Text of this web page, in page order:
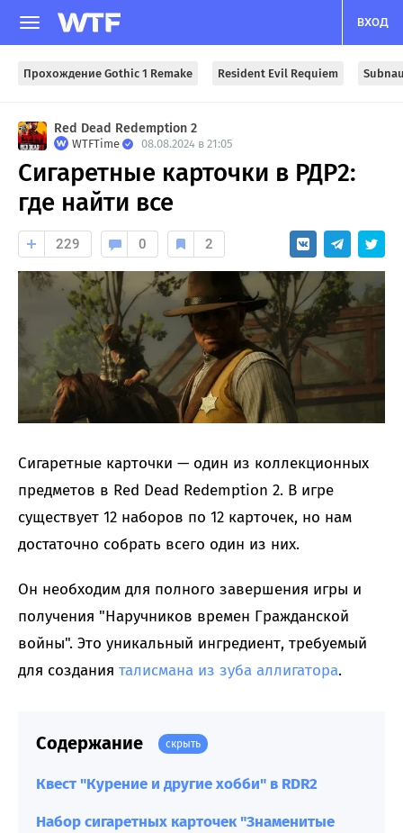
ВХОД
Прохождение Gothic 1 Remake Resident Evil Requiem
Red Dead Redemption 2
WTFTime 08.08.2024 в 21:05
Сигаретные карточки в РДР2:
где найти все
229 0 2
Сигаретные карточки — один из коллекционных
предметов в Red Dead Redemption 2. В игре
существует 12 наборов по 12 карточек, но нам
достаточно собрать всего один из них.
Он необходим для полного завершения игры и
получения "Наручников времен Гражданской
войны". Это уникальный ингредиент, требуемый
для создания талисмана из зуба аллигатора.
Содержание скрыть
Квест "Курение и другие хобби" в RDR2
Набор сигаретных карточек "Знаменитые